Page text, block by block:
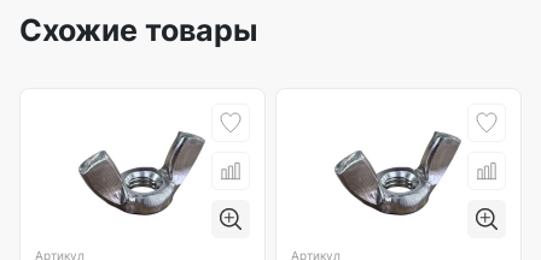
Схожие товары
Артикул
Артикул